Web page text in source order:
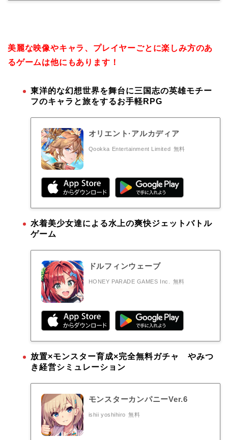
美麗な映像やキャラ、プレイヤーごとに楽しみ方のあ
るゲームは他にもあります！
東洋的な幻想世界を舞台に三国志の英雄モチー
フのキャラと旅をするお手軽RPG
オリエント·アルカディア
Qookka Entertainment Limited 無料
水着美少女達による水上の爽快ジェットバトル
ゲーム
ドルフィンウェーブ
HONEY PARADE GAMES Inc. 無料
放置×モンスター育成×完全無料ガチャ やみつ
き経営シミュレーション
モンスターカンパニーVer.6
ishii yoshihiro 無料